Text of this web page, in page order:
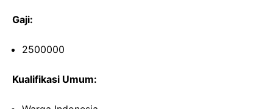
Gaji:
2500000
Kualifikasi Umum: